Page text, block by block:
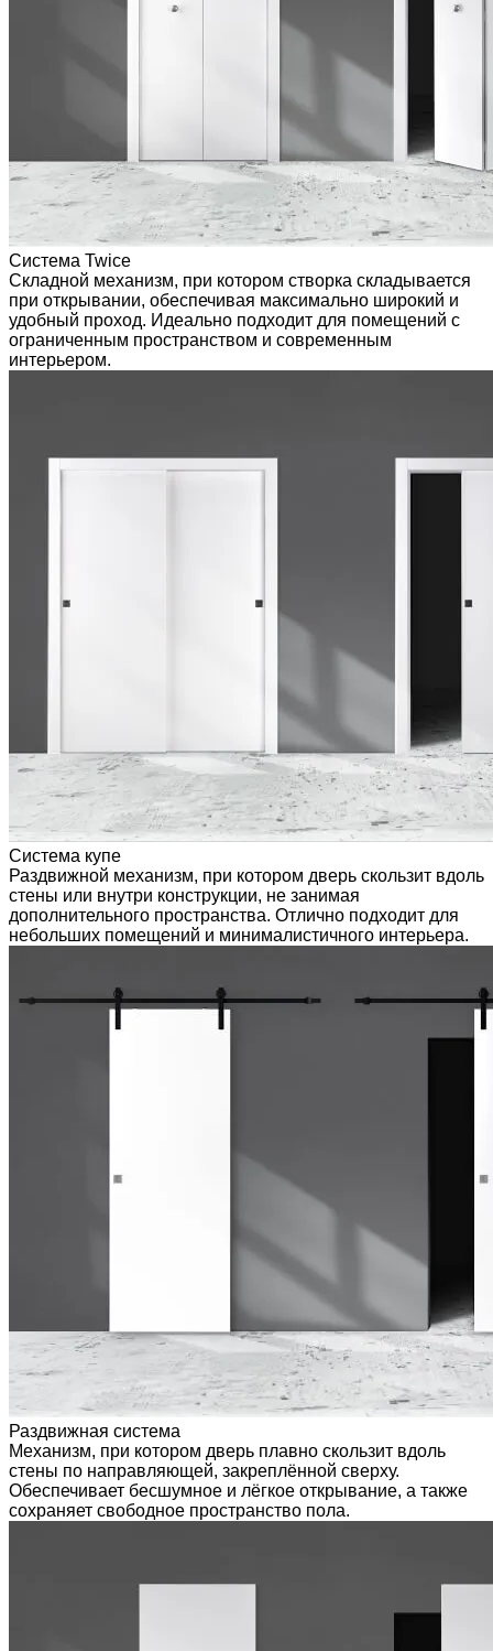
Система Twice
Складной механизм, при котором створка складывается
при открывании, обеспечивая максимально широкий и
удобный проход. Идеально подходит для помещений с
ограниченным пространством и современным
интерьером.
Система купе
Раздвижной механизм, при котором дверь скользит вдоль
стены или внутри конструкции, не занимая
дополнительного пространства. Отлично подходит для
небольших помещений и минималистичного интерьера.
Раздвижная система
Механизм, при котором дверь плавно скользит вдоль
стены по направляющей, закреплённой сверху.
Обеспечивает бесшумное и лёгкое открывание, а также
сохраняет свободное пространство пола.